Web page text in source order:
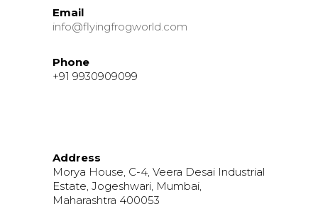
Email
info@flyingfrogworld.com
Phone
+91 9930909099
Address
Morya House, C-4, Veera Desai Industrial
Estate, Jogeshwari, Mumbai,
Maharashtra 400053